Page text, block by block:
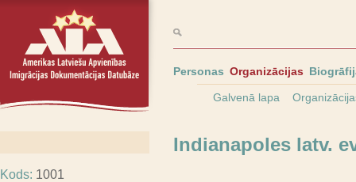
Personas Organizācijas
Galvenā lapa
Kods: 1001
Indianapoles latv.